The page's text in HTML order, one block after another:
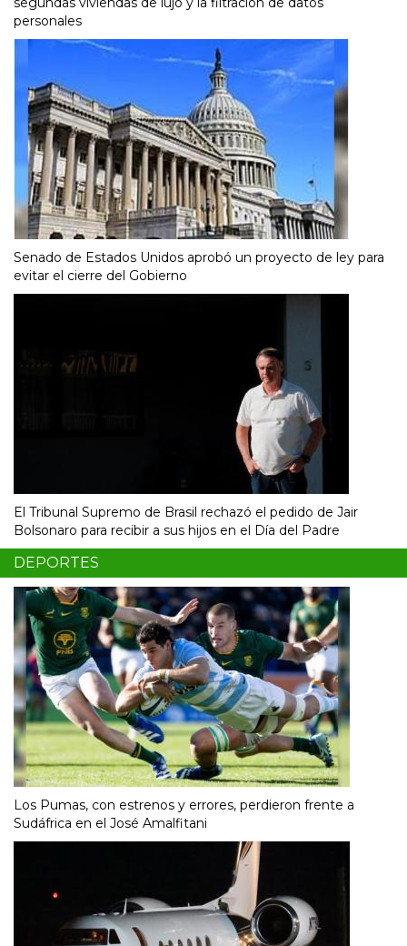
personales
Senado de Estados Unidos aprobó un proyecto de ley para
evitar el cierre del Gobierno
El Tribunal Supremo de Brasil rechazó el pedido de Jair
Bolsonaro para recibir a sus hijos en el Día del Padre
DEPORTES
Los Pumas, con estrenos y errores, perdieron frente a
Sudáfrica en el José Amalfitani